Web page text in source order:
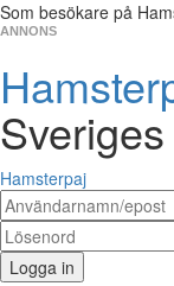
Som besökare på
ANNONS
Hamsterpaj
Logga in